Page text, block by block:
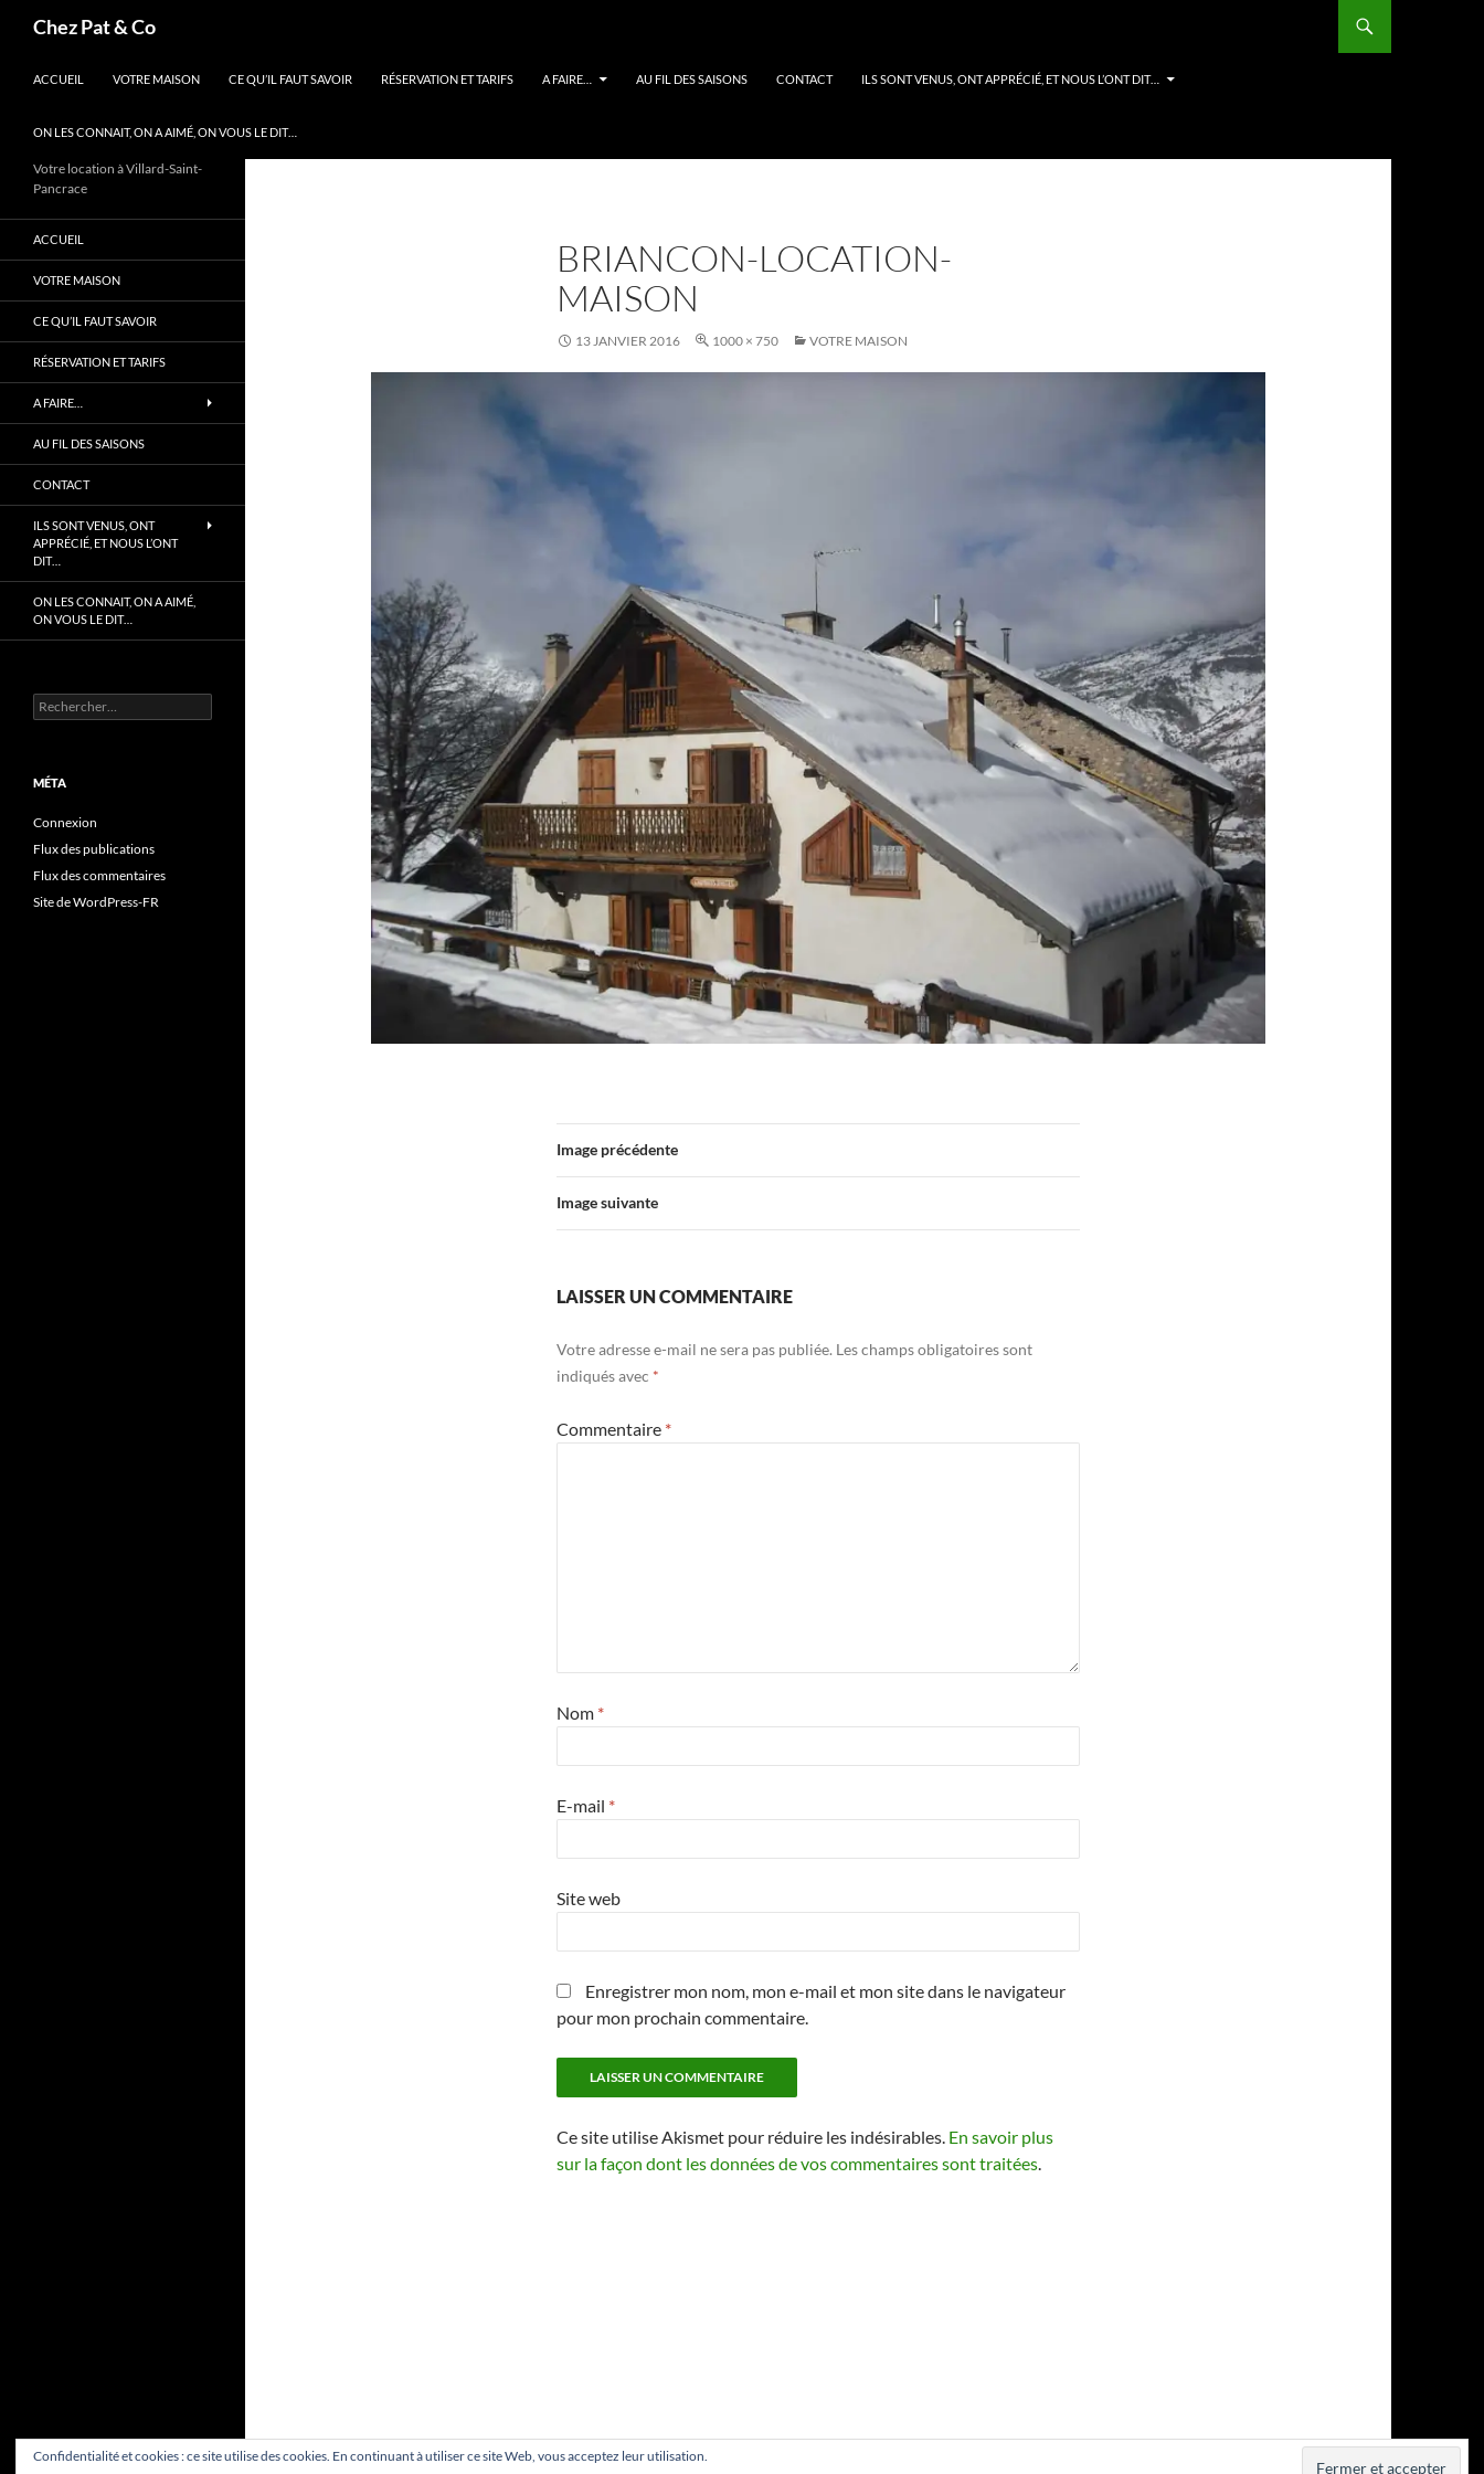
Chez Pat & Co
ACCUEIL VOTRE MAISON CE QU’IL FAUT SAVOIR RÉSERVATION ET TARIFS A FAIRE… AU FIL DES SAISONS CONTACT ILS SONT VENUS, ONT APPRÉCIÉ, ET NOUS L’ONT DIT…
ON LES CONNAIT, ON A AIMÉ, ON VOUS LE DIT…
BRIANCON-LOCATION-
MAISON
13 JANVIER 2016 1000 × 750 VOTRE MAISON
Image précédente
Image suivante
LAISSER UN COMMENTAIRE
Votre adresse e-mail ne sera pas publiée. Les champs obligatoires sont
indiqués avec *
Commentaire *
Nom *
E-mail *
Site web
Enregistrer mon nom, mon e-mail et mon site dans le navigateur
pour mon prochain commentaire.
Ce site utilise Akismet pour réduire les indésirables. En savoir plus
sur la façon dont les données de vos commentaires sont traitées
Votre location à Villard-Saint-
Pancrace
ACCUEIL
VOTRE MAISON
CE QU’IL FAUT SAVOIR
RÉSERVATION ET TARIFS
A FAIRE…
AU FIL DES SAISONS
CONTACT
ILS SONT VENUS, ONT
APPRÉCIÉ, ET NOUS L’ONT
DIT…
ON LES CONNAIT, ON A AIMÉ,
ON VOUS LE DIT…
Rechercher :
MÉTA
Connexion
Flux des publications
Flux des commentaires
Site de WordPress-FR
Confidentialité et cookies : ce site utilise des cookies. En continuant à utiliser ce site Web, vous acceptez leur utilisation.